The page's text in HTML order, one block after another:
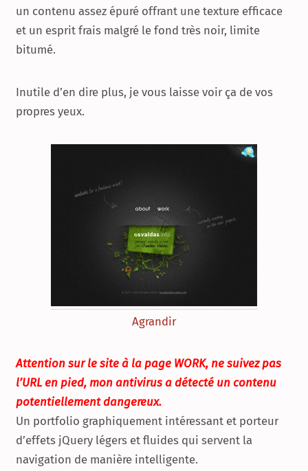
un contenu assez épuré offrant une texture efficace
et un esprit frais malgré le fond très noir, limite
bitumé.
Inutile d’en dire plus, je vous laisse voir ça de vos
propres yeux.
Agrandir
Attention sur le site à la page WORK, ne suivez pas
l’URL en pied, mon antivirus a détecté un contenu
potentiellement dangereux.
Un portfolio graphiquement intéressant et porteur
d’effets jQuery légers et fluides qui servent la
navigation de manière intelligente.